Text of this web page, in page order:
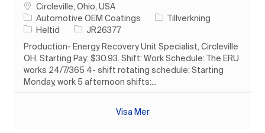
PlatsCircleville, Ohio, USA
Automotive OEM Coatings
Kategori
Tillverkning
Typ av jobb
Heltid Jobb-ID
JR26377
Production- Energy Recovery Unit Specialist, Circleville
OH. Starting Pay: $30.93. Shift: Work Schedule: The ERU
works 24/7/365 4- shift rotating schedule: Starting
Monday, work 5 afternoon shifts:...
Visa Mer